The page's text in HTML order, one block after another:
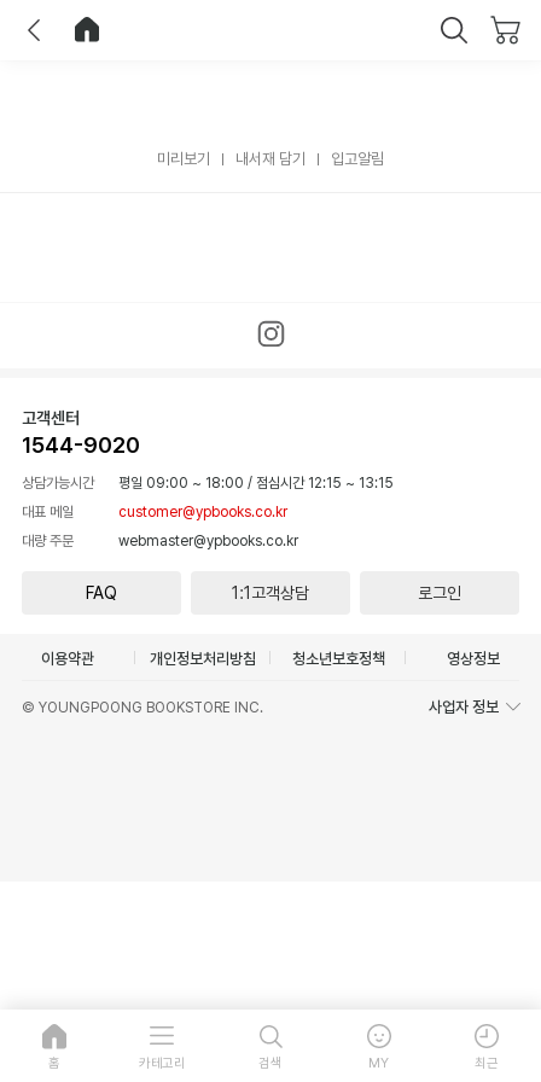
미리보기 내서재 담기 입고알림
고객센터
1544-9020
상담가능시간 평일 09:00 ~ 18:00 / 점심시간 12:15 ~ 13:15
대표 메일
customer@ypbooks.co.kr
대량 주문
webmaster@ypbooks.co.kr
FAQ 1:1고객상담 로그인
이용약관 개인정보처리방침 청소년보호정책 영상정보
© YOUNGPOONG BOOKSTORE INC. 사업자 정보
홈 카테고리 검색 MY 최근